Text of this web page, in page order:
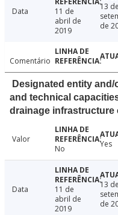
Data
11 de
abril de
2019
13 de
de
Comentário
Designated entity
and technical
drainage infrastructure
Valor
No
Yes
Data
11 de
abril de
2019
13 de
de